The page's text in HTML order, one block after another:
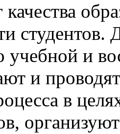
учебной и
и
в